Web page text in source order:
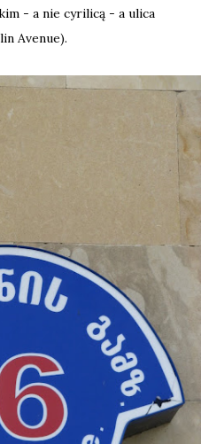
- a nie cyrilicą - a ulica
Avenue).